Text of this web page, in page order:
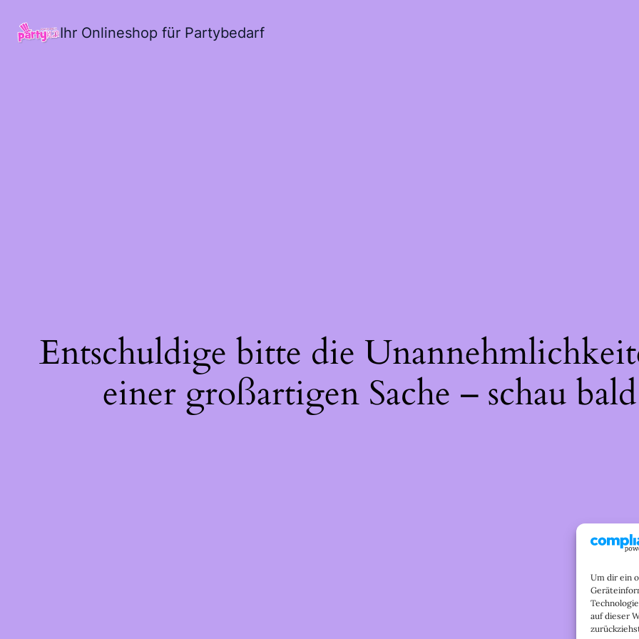
Um dir ein
auf dieser
Ihr Onlineshop für Partybedarf
Entschuldige bitte die
einer großartigen Sache – schau